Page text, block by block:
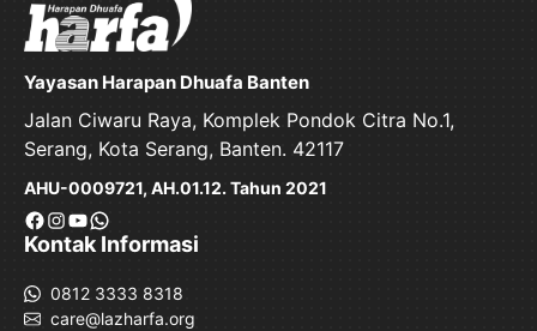
Yayasan Harapan Dhuafa Banten
Jalan Ciwaru Raya, Komplek Pondok Citra No.1,
Serang, Kota Serang, Banten. 42117
AHU-0009721, AH.01.12. Tahun 2021
Facebook
Instagram
YouTube
WhatsApp
Kontak Informasi
0812 3333 8318
care@lazharfa.org